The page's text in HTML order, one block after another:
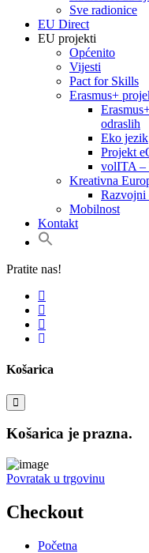
Sve radionice
EU Direct
EU projekti
Općenito
Vijesti
Pact for Skills
Erasmus+
odraslih
Eko jezik
Projekt
volITA –
Kreativna
Razvojni
Mobilnost
Kontakt
Search
Search Button
Pratite nas!
Košarica
Košarica je prazna.
Povratak u trgovinu
Checkout
Početna